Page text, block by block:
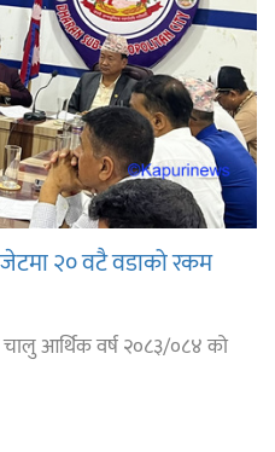
२० वटै वडाको रकम
आर्थिक वर्ष २०८३/०८४ को